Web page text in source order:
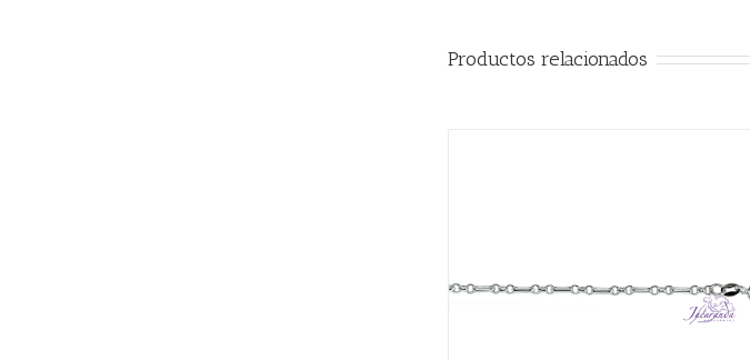
Productos relacionados
AÑADIR AL CARRITO / QUICK VIEW